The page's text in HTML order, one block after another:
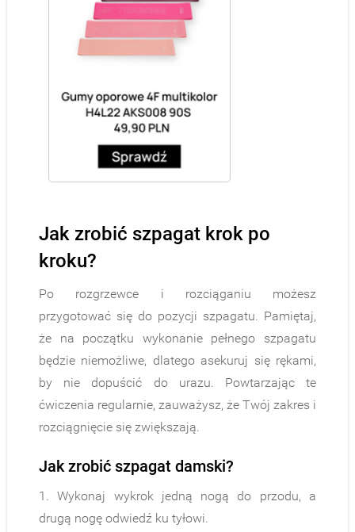
Jak zrobić szpagat krok po
kroku?
Po rozgrzewce i rozciąganiu możesz
przygotować się do pozycji szpagatu. Pamiętaj,
że na początku wykonanie pełnego szpagatu
będzie niemożliwe, dlatego asekuruj się rękami,
by nie dopuścić do urazu. Powtarzając te
ćwiczenia regularnie, zauważysz, że Twój zakres i
rozciągnięcie się zwiększają.
Jak zrobić szpagat damski?
1. Wykonaj wykrok jedną nogą do przodu, a
drugą nogę odwiedź ku tyłowi.